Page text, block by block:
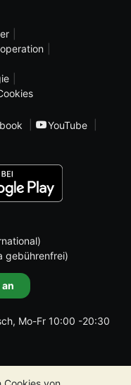
YouTube
gebührenfrei)
Mo-Fr 10:00 -20:30